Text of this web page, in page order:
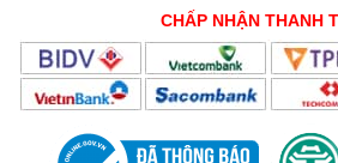
CHẤP NHẬN THANH